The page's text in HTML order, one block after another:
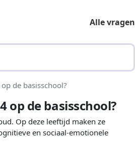
Alle vragen
de basisschool?
op de basisschool?
Op deze leeftijd maken ze
en sociaal-emotionele